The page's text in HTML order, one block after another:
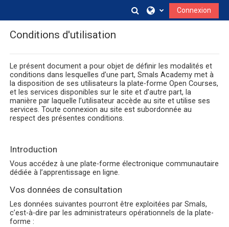
Activer/désactiver la
Connexion
Conditions d'utilisation
Le présent document a pour objet de définir les modalités et
conditions dans lesquelles d’une part, Smals Academy met à
la disposition de ses utilisateurs la plate-forme Open Courses,
et les services disponibles sur le site et d’autre part, la
manière par laquelle l’utilisateur accède au site et utilise ses
services. Toute connexion au site est subordonnée au
respect des présentes conditions.
Introduction
Vous accédez à une plate-forme électronique communautaire
dédiée à l’apprentissage en ligne.
Vos données de consultation
Les données suivantes pourront être exploitées par Smals,
c’est-à-dire par les administrateurs opérationnels de la plate-
forme :